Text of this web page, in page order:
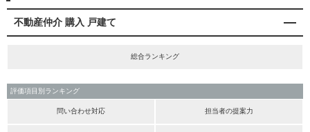
不動産仲介 購入 戸建て
総合ランキング
評価項目別ランキング
問い合わせ対応 担当者の提案力